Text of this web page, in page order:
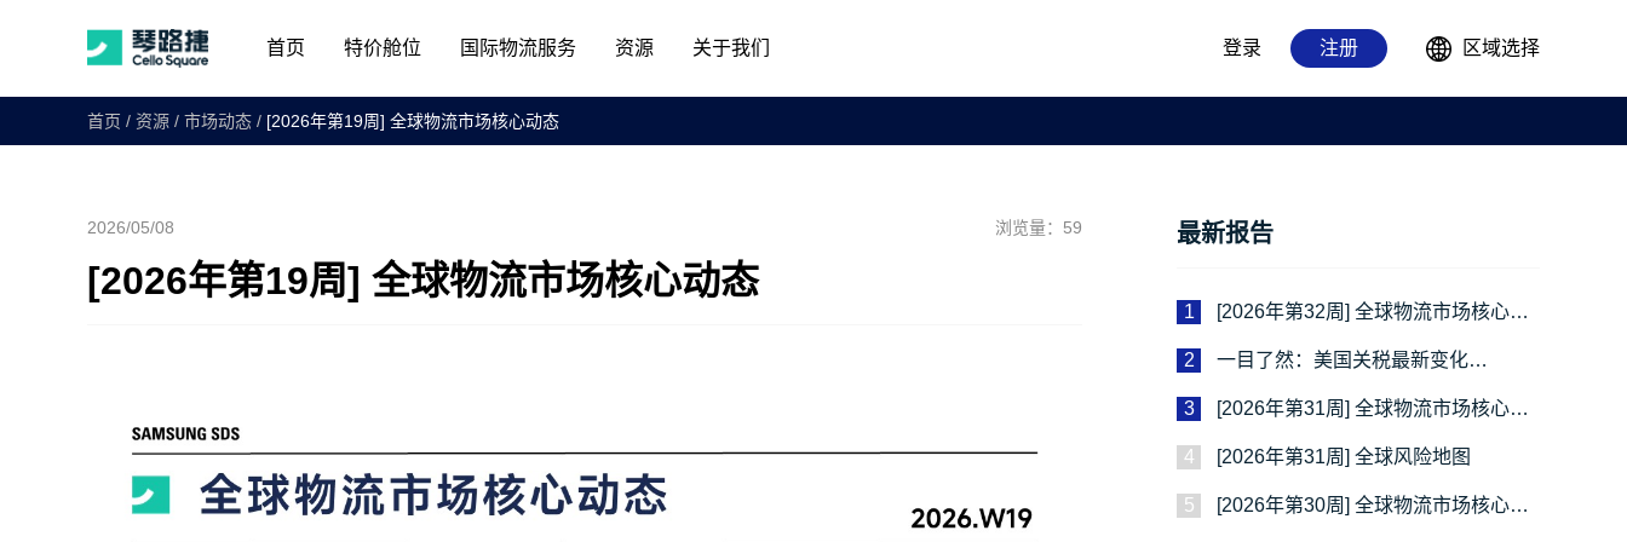
首页 特价舱位 国际物流服务 资源 关于我们 登录 注册 区域选择
首页 / 资源 / 市场动态 / [2026年第19周] 全球物流市场核心动态
2026/05/08 浏览量：59
[2026年第19周] 全球物流市场核心动态
最新报告
1
[2026年第32周] 全球物流市场核心动
2
一目了然：美国关税最新变化
3
[2026年第31周] 全球物流市场核心动
4
[2026年第31周] 全球风险地图
5
[2026年第30周] 全球物流市场核心动